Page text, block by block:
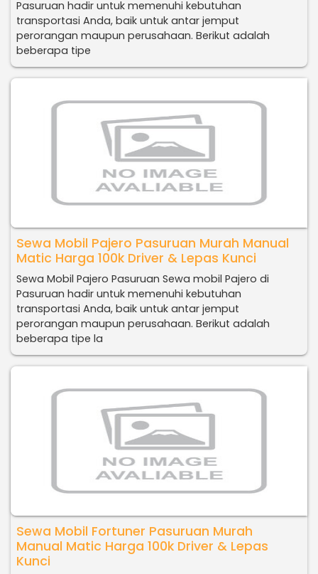
Pasuruan hadir untuk memenuhi kebutuhan
transportasi Anda, baik untuk antar jemput
perorangan maupun perusahaan. Berikut adalah
beberapa tipe
Sewa Mobil Pajero Pasuruan Murah Manual
Matic Harga 100k Driver & Lepas Kunci
Sewa Mobil Pajero Pasuruan Sewa mobil Pajero di
Pasuruan hadir untuk memenuhi kebutuhan
transportasi Anda, baik untuk antar jemput
perorangan maupun perusahaan. Berikut adalah
beberapa tipe la
Sewa Mobil Fortuner Pasuruan Murah
Manual Matic Harga 100k Driver & Lepas
Kunci